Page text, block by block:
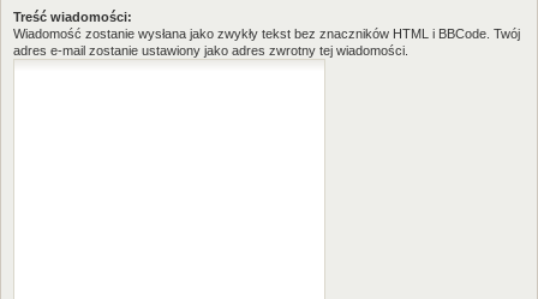
Treść wiadomości:
Wiadomość zostanie wysłana jako zwykły tekst bez znaczników HTML i BBCode. Twój
adres e-mail zostanie ustawiony jako adres zwrotny tej wiadomości.